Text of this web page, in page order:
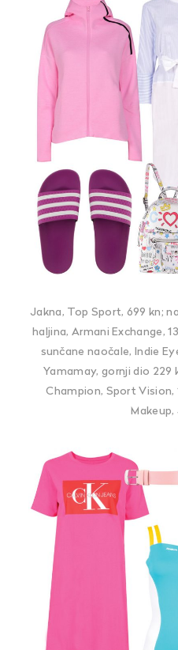
Jakna, Top Sport, 699 kn;
haljina, Armani Exchange,
sunčane naočale, Indie
Yamamay, gornji dio 229
Champion, Sport Vision,
Makeup,